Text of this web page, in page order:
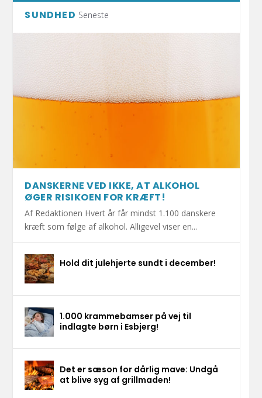
SUNDHED Seneste
DANSKERNE VED IKKE, AT ALKOHOL
ØGER RISIKOEN FOR KRÆFT!
Af Redaktionen Hvert år får mindst 1.100 danskere
kræft som følge af alkohol. Alligevel viser en...
Hold dit julehjerte sundt i december!
1.000 krammebamser på vej til
indlagte børn i Esbjerg!
Det er sæson for dårlig mave: Undgå
at blive syg af grillmaden!